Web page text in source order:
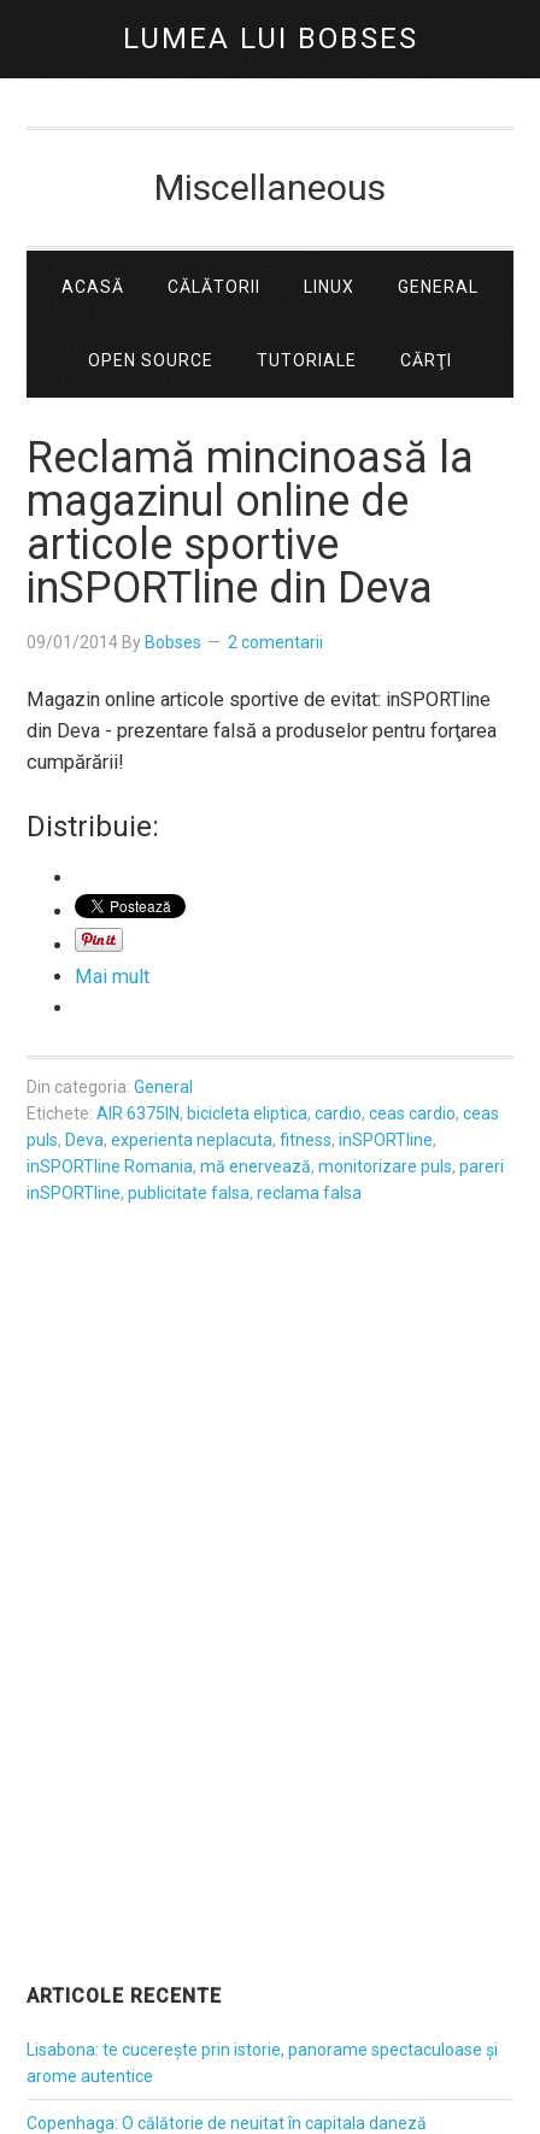
LUMEA LUI BOBSES
Miscellaneous
ACASĂ CĂLĂTORII LINUX GENERAL
OPEN SOURCE TUTORIALE CĂRŢI
Reclamă mincinoasă la
magazinul online de
articole sportive
inSPORTline din Deva
09/01/2014 By Bobses 2 comentarii
Magazin online articole sportive de evitat: inSPORTline
din Deva - prezentare falsă a produselor pentru forţarea
cumpărării!
Distribuie:
Mai mult
Din categoria:General
Etichete:AIR 6375IN, bicicleta eliptica,cardio,ceas cardio,ceas
puls, Deva,experienta neplacuta,fitness,inSPORTline,
inSPORTline Romania,mă enervează,monitorizare puls,pareri
inSPORTline,publicitate falsa,reclama falsa
ARTICOLE RECENTE
Lisabona: te cucerește prin istorie, panorame spectaculoase și
arome autentice
Copenhaga: O călătorie de neuitat în capitala daneză